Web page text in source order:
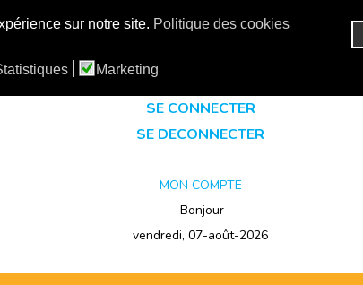
sur notre site. Politique des cookies
Marketing
SE CONNECTER
SE DECONNECTER
MON COMPTE
Bonjour
vendredi, 07-août-2026